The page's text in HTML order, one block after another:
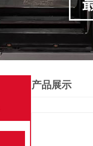
产品展示